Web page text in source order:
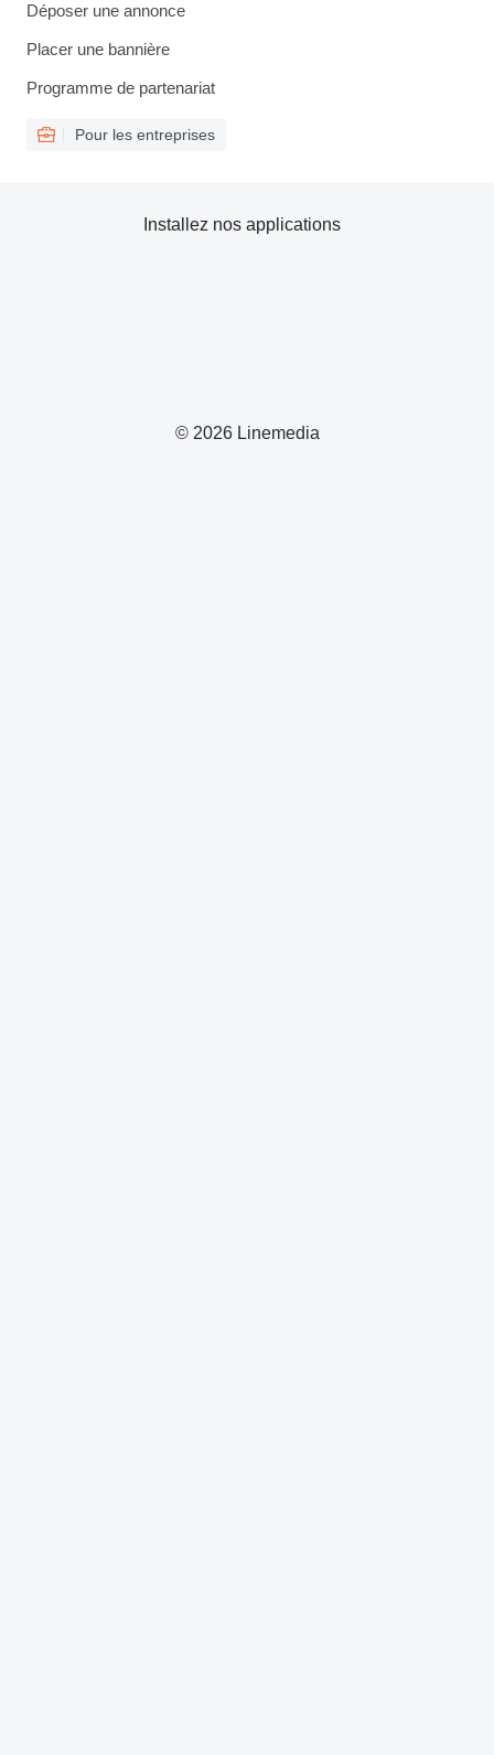
Déposer une annonce
Placer une bannière
Programme de partenariat
Pour les entreprises
© 2026 Linemedia
Installez nos applications